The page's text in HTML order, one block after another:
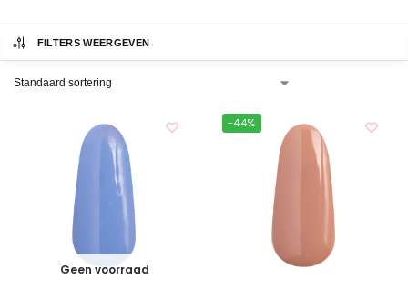
FILTERS WEERGEVEN
Geen voorraad
-44%